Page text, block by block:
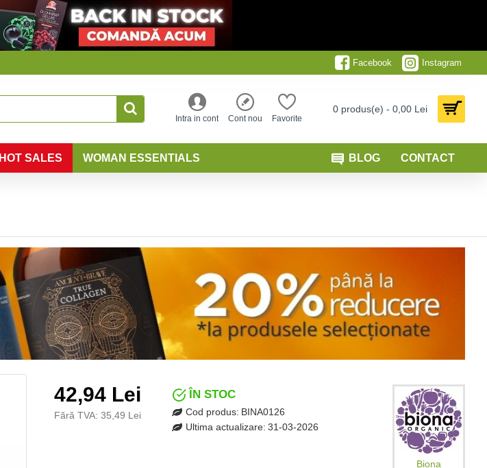
Facebook Instagram
Intra in cont Cont nou Favorite
0 produs(e) - 0,00 Lei
HOT SALES WOMAN ESSENTIALS BLOG CONTACT
42,94 Lei
Fără TVA: 35,49 Lei
ÎN STOC
Cod produs: BINA0126
Ultima actualizare: 31-03-2026
Biona